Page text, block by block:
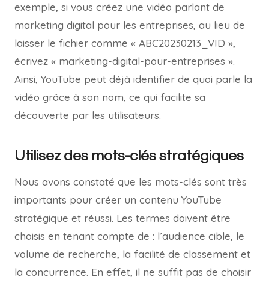
exemple, si vous créez une vidéo parlant de
marketing digital pour les entreprises, au lieu de
laisser le fichier comme « ABC20230213_VID »,
écrivez « marketing-digital-pour-entreprises ».
Ainsi, YouTube peut déjà identifier de quoi parle la
vidéo grâce à son nom, ce qui facilite sa
découverte par les utilisateurs.
Utilisez des mots-clés stratégiques
Nous avons constaté que les mots-clés sont très
importants pour créer un contenu YouTube
stratégique et réussi. Les termes doivent être
choisis en tenant compte de : l’audience cible, le
volume de recherche, la facilité de classement et
la concurrence. En effet, il ne suffit pas de choisir